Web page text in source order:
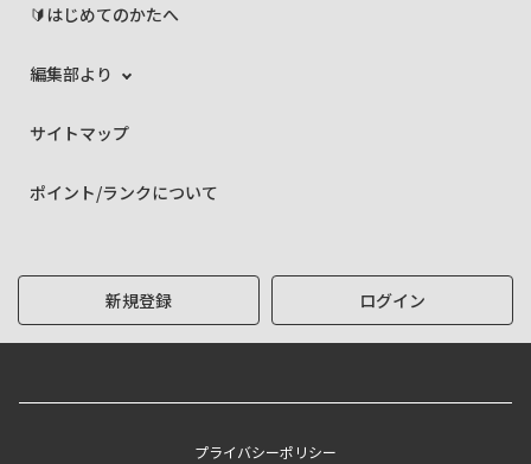
🔰はじめてのかたへ
編集部より
サイトマップ
ポイント/ランクについて
新規登録 ログイン
プライバシーポリシー